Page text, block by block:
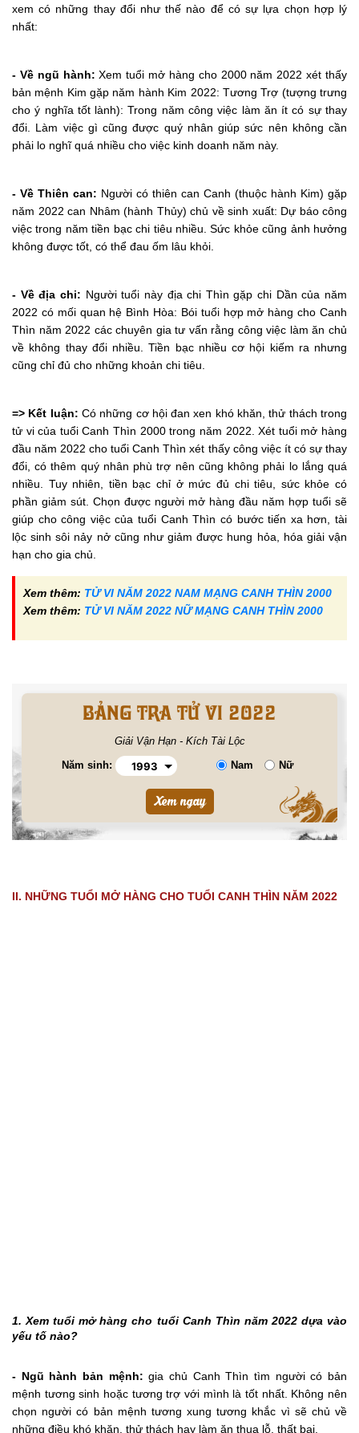
xem có những thay đổi như thế nào để có sự lựa chọn hợp lý
nhất:
- Về ngũ hành:Xem tuổi mở hàng cho 2000 năm 2022 xét thấy
bản mệnh Kim gặp năm hành Kim 2022: Tương Trợ (tượng trưng
cho ý nghĩa tốt lành): Trong năm công việc làm ăn ít có sự thay
đổi. Làm việc gì cũng được quý nhân giúp sức nên không cần
phải lo nghĩ quá nhiều cho việc kinh doanh năm này.
- Về Thiên can: Người có thiên can Canh (thuộc hành Kim) gặp
năm 2022 can Nhâm (hành Thủy) chủ về sinh xuất: Dự báo công
việc trong năm tiền bạc chi tiêu nhiều. Sức khỏe cũng ảnh hưởng
không được tốt, có thể đau ốm lâu khỏi.
- Về địa chi: Người tuổi này địa chi Thìn gặp chi Dần của năm
2022 có mối quan hệ Bình Hòa: Bói tuổi hợp mở hàng cho Canh
Thìn năm 2022 các chuyên gia tư vấn rằng công việc làm ăn chủ
về không thay đổi nhiều. Tiền bạc nhiều cơ hội kiếm ra nhưng
cũng chỉ đủ cho những khoản chi tiêu.
=> Kết luận: Có những cơ hội đan xen khó khăn, thử thách trong
tử vi của tuổi Canh Thìn 2000 trong năm 2022. Xét tuổi mở hàng
đầu năm 2022 cho tuổi Canh Thìn xét thấy công việc ít có sự thay
đổi, có thêm quý nhân phù trợ nên cũng không phải lo lắng quá
nhiều. Tuy nhiên, tiền bạc chỉ ở mức đủ chi tiêu, sức khỏe có
phần giảm sút. Chọn được người mở hàng đầu năm hợp tuổi sẽ
giúp cho công việc của tuổi Canh Thìn có bước tiến xa hơn, tài
lộc sinh sôi nảy nở cũng như giảm được hung hỏa, hóa giải vận
hạn cho gia chủ.
Xem thêm: TỬ VI NĂM 2022 NAM MẠNG CANH THÌN 2000
Xem thêm: TỬ VI NĂM 2022 NỮ MẠNG CANH THÌN 2000
BẢNG TRA TỬ VI 2022
Giải Vận Hạn - Kích Tài Lộc
Năm sinh: Nam Nữ
II. NHỮNG TUỔI MỞ HÀNG CHO TUỔI CANH THÌN NĂM 2022
1. Xem tuổi mở hàng cho tuổi Canh Thìn năm 2022 dựa vào
yếu tố nào?
- Ngũ hành bản mệnh: gia chủ Canh Thìn tìm người có bản
mệnh tương sinh hoặc tương trợ với mình là tốt nhất. Không nên
chọn người có bản mệnh tương xung tương khắc vì sẽ chủ về
những điều khó khăn, thử thách hay làm ăn thua lỗ, thất bại.